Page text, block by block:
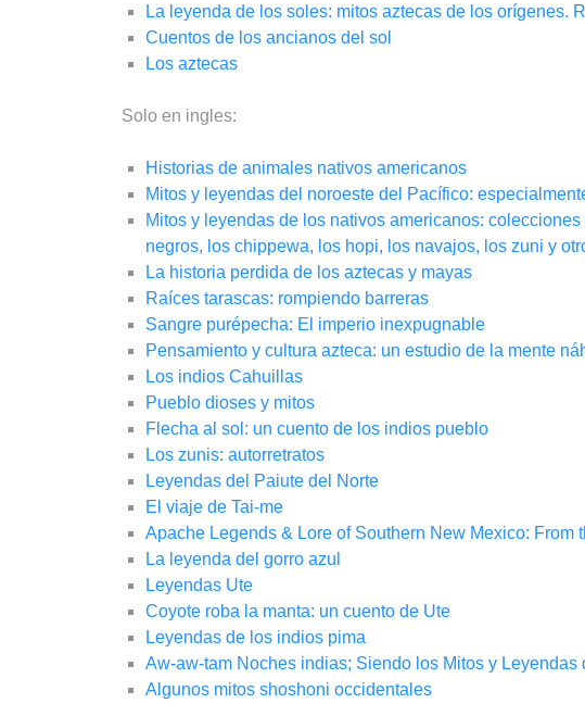
La leyenda de los soles: mitos aztecas de los orígenes.
Cuentos de los ancianos del sol
Los aztecas
Solo en ingles:
Historias de animales nativos americanos
Mitos y leyendas del noroeste del Pacífico:
Mitos y leyendas de los nativos americanos:
negros, los chippewa, los hopi, los navajos, los zuni y
La historia perdida de los aztecas y mayas
Raíces tarascas: rompiendo barreras
Sangre purépecha: El imperio inexpugnable
Pensamiento y cultura azteca: un estudio de la mente
Los indios Cahuillas
Pueblo dioses y mitos
Flecha al sol: un cuento de los indios pueblo
Los zunis: autorretratos
Leyendas del Paiute del Norte
El viaje de Tai-me
Apache Legends & Lore of Southern New Mexico: From
La leyenda del gorro azul
Leyendas Ute
Coyote roba la manta: un cuento de Ute
Leyendas de los indios pima
Aw-aw-tam Noches indias; Siendo los Mitos y Leyendas
Algunos mitos shoshoni occidentales